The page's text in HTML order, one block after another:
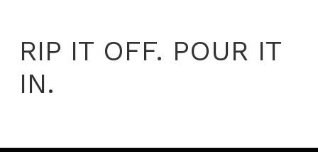
RIP IT OFF. POUR IT
IN.